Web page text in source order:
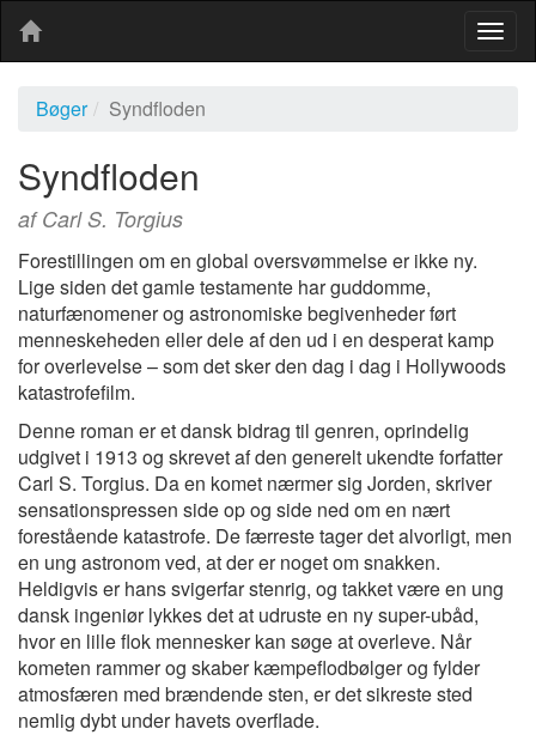
Bøger
Syndfloden
Syndfloden
af Carl S. Torgius
Forestillingen om en global oversvømmelse er ikke ny.
Lige siden det gamle testamente har guddomme,
naturfænomener og astronomiske begivenheder ført
menneskeheden eller dele af den ud i en desperat kamp
for overlevelse – som det sker den dag i dag i Hollywoods
katastrofefilm.
Denne roman er et dansk bidrag til genren, oprindelig
udgivet i 1913 og skrevet af den generelt ukendte forfatter
Carl S. Torgius. Da en komet nærmer sig Jorden, skriver
sensationspressen side op og side ned om en nært
forestående katastrofe. De færreste tager det alvorligt, men
en ung astronom ved, at der er noget om snakken.
Heldigvis er hans svigerfar stenrig, og takket være en ung
dansk ingeniør lykkes det at udruste en ny super-ubåd,
hvor en lille flok mennesker kan søge at overleve. Når
kometen rammer og skaber kæmpeflodbølger og fylder
atmosfæren med brændende sten, er det sikreste sted
nemlig dybt under havets overflade.